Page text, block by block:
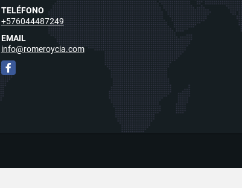
TELÉFONO
+576044487249
EMAIL
info@romeroycia.com
Facebook